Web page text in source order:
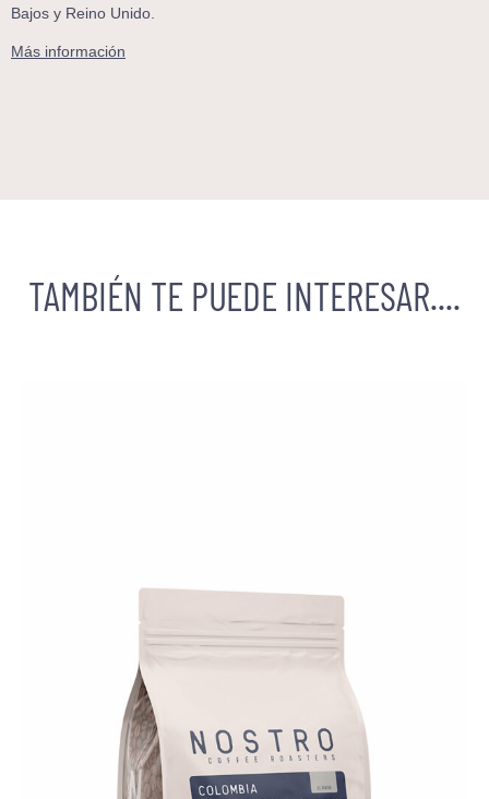
Bajos y Reino Unido.
Más información
TAMBIÉN TE PUEDE INTERESAR....